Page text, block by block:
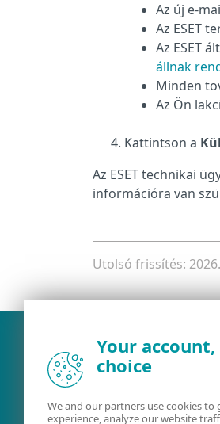
Az új e-
Az ESET
Az ESET
állnak
Minden
Az Ön
Kattintson a
Az ESET technikai
információra van
Utolsó frissítés:
Your
choice
We and our partners use cookies
experience, analyze our website